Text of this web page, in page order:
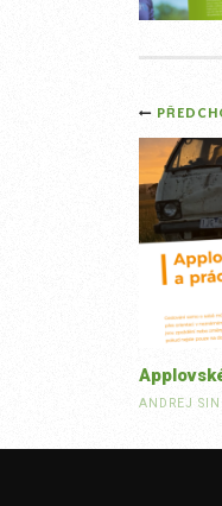
ANDREJ